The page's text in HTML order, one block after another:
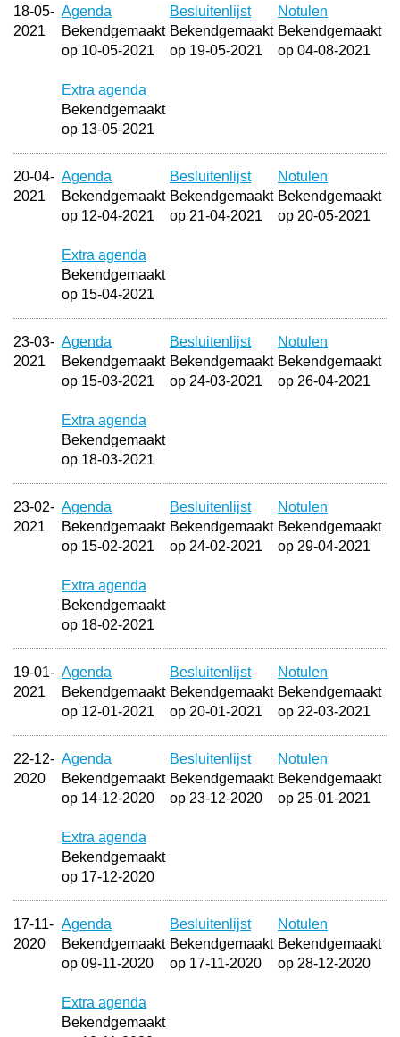
18-05-
2021
Agenda
Bekendgemaakt
op 10-05-2021
Extra agenda
Bekendgemaakt
op 13-05-2021
Besluitenlijst
Bekendgemaakt
op 19-05-2021
Notulen
Bekendgemaakt
op 04-08-2021
20-04-
2021
Agenda
Bekendgemaakt
op 12-04-2021
Extra agenda
Bekendgemaakt
op 15-04-2021
Besluitenlijst
Bekendgemaakt
op 21-04-2021
Notulen
Bekendgemaakt
op 20-05-2021
23-03-
2021
Agenda
Bekendgemaakt
op 15-03-2021
Extra agenda
Bekendgemaakt
op 18-03-2021
Besluitenlijst
Bekendgemaakt
op 24-03-2021
Notulen
Bekendgemaakt
op 26-04-2021
23-02-
2021
Agenda
Bekendgemaakt
op 15-02-2021
Extra agenda
Bekendgemaakt
op 18-02-2021
Besluitenlijst
Bekendgemaakt
op 24-02-2021
Notulen
Bekendgemaakt
op 29-04-2021
19-01-
2021
Agenda
Bekendgemaakt
op 12-01-2021
Besluitenlijst
Bekendgemaakt
op 20-01-2021
Notulen
Bekendgemaakt
op 22-03-2021
22-12-
2020
Agenda
Bekendgemaakt
op 14-12-2020
Extra agenda
Bekendgemaakt
op 17-12-2020
Besluitenlijst
Bekendgemaakt
op 23-12-2020
Notulen
Bekendgemaakt
op 25-01-2021
17-11-
2020
Agenda
Bekendgemaakt
op 09-11-2020
Extra agenda
Bekendgemaakt
Besluitenlijst
Bekendgemaakt
op 17-11-2020
Notulen
Bekendgemaakt
op 28-12-2020